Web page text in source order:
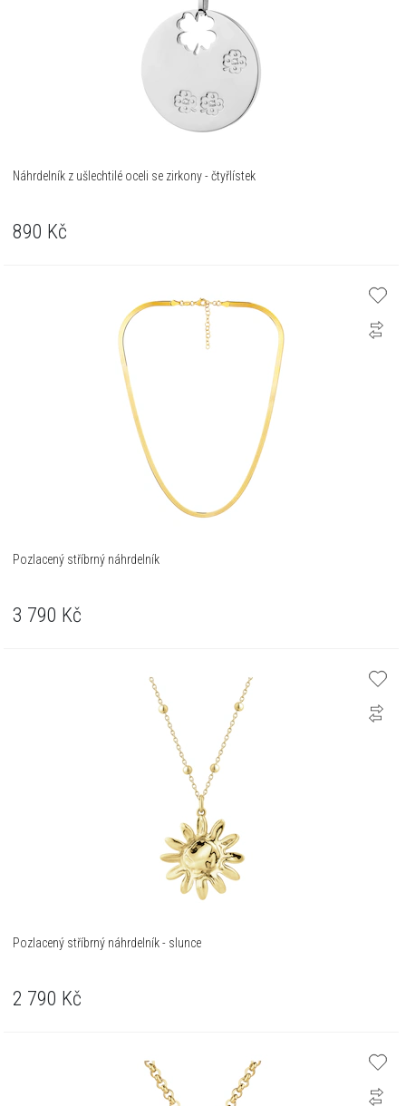
Náhrdelník z ušlechtilé oceli se zirkony - čtyřlístek
890 Kč
Pozlacený stříbrný náhrdelník
3 790 Kč
Pozlacený stříbrný náhrdelník - slunce
2 790 Kč